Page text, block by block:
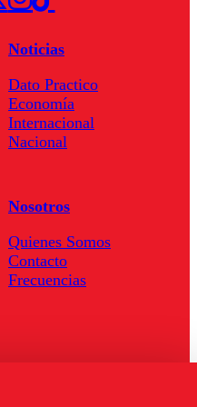
Noticias
Dato Practico
Economía
Internacional
Nacional
Nosotros
Quienes Somos
Contacto
Frecuencias